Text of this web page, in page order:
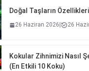
Doğal Taşların
26 Haziran 2026 26
Kokular Zihnimizi Nasıl
(En Etkili 10 Koku)